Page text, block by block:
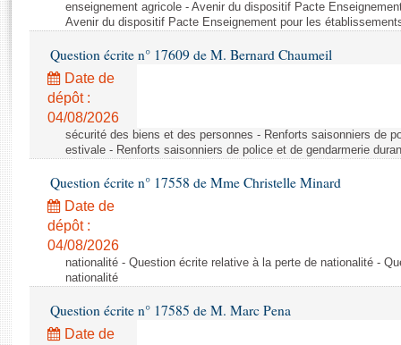
Rapports législatifs
Rapports sur l'application des lois
Baromètre de l’application des lois
Dossiers législatifs
Budget et sécurité sociale
Questions écrites et orales
Comptes rendus des débats
Anciennes législatures
enseignement agricole - Avenir du dispositif Pacte
Avenir du dispositif Pacte Enseignement pour les
Question écrite n° 17609 de M. Bernard Chaumeil
Date de
dépôt :
04/08/2026
sécurité des biens et des personnes - Renforts saisonniers de
estivale - Renforts saisonniers de police et de gendarmerie
Question écrite n° 17558 de Mme Christelle Minard
Date de
dépôt :
04/08/2026
nationalité - Question écrite relative à la perte de nationalité -
nationalité
Question écrite n° 17585 de M. Marc Pena
Date de